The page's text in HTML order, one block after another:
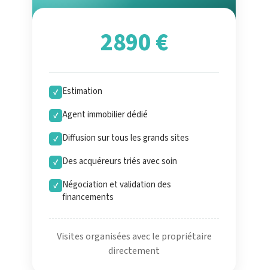
2890 €
✓ Estimation
✓ Agent immobilier dédié
✓ Diffusion sur tous les grands sites
✓ Des acquéreurs triés avec soin
✓ Négociation et validation des
financements
Visites organisées avec le propriétaire
directement